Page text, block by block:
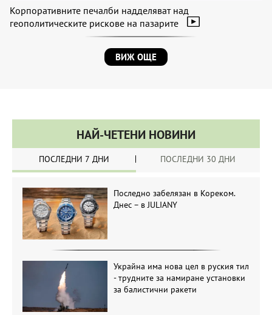
Корпоративните печалби надделяват над
геополитическите рискове на пазарите
ВИЖ ОЩЕ
НАЙ-ЧЕТЕНИ НОВИНИ
ПОСЛЕДНИ 7 ДНИ ПОСЛЕДНИ 30 ДНИ
Последно забелязан в Кореком.
Днес – в JULIANY
Украйна има нова цел в руския тил
- трудните за намиране установки
за балистични ракети